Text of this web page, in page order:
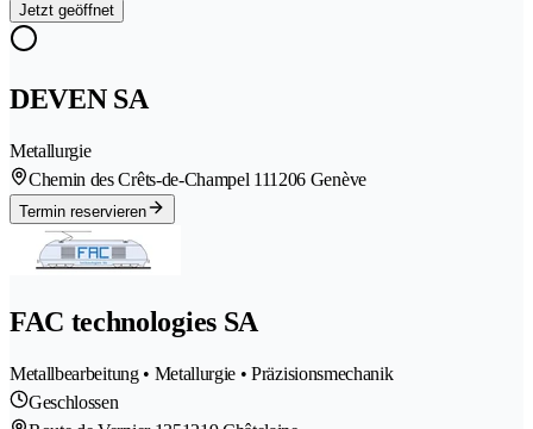
Jetzt geöffnet
DEVEN SA
Metallurgie
Chemin des Crêts-de-Champel 111206 Genève
Termin reservieren
FAC technologies SA
Metallbearbeitung • Metallurgie • Präzisionsmechanik
Geschlossen